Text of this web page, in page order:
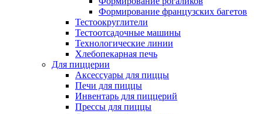
Формирование французских багетов
Тестоокруглители
Тестоотсадочные машины
Технологические линии
Хлебопекарная печь
Для пиццерии
Аксессуары для пиццы
Печи для пиццы
Инвентарь для пиццерий
Прессы для пиццы